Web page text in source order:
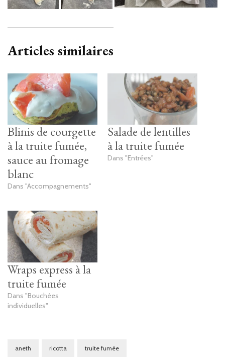
Articles similaires
Blinis de courgette
à la truite fumée,
sauce au fromage
blanc
Dans "Accompagnements"
Salade de lentilles
à la truite fumée
Dans "Entrées"
Wraps express à la
truite fumée
Dans "Bouchées
individuelles"
aneth ricotta truite fumée